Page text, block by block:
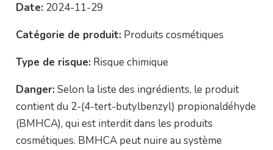
Date: 2024-11-29
Catégorie de produit: Produits cosmétiques
Type de risque: Risque chimique
Danger: Selon la liste des ingrédients, le produit
contient du 2-(4-tert-butylbenzyl) propionaldéhyde
(BMHCA), qui est interdit dans les produits
cosmétiques. BMHCA peut nuire au système